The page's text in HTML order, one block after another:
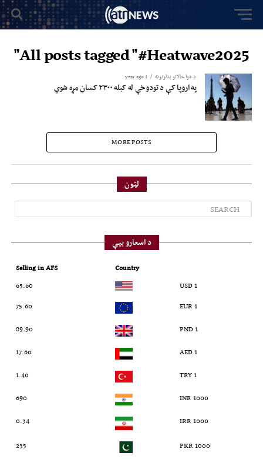
All posts tagged "#Heatwave2025"
د هوا حالاتو بدلونونه 1 year ago
په اروپا کې د تودوخې له کبله ۲۳۰۰ کسان مړه شوي
MORE POSTS
لټون
د اسعارو بیې
Country
Selling in AFS
1 USD
65.60
1 EUR
75.60
1 PND
89.90
1 AED
17.60
1 TRY
1.40
1000 INR
690
1000 IRR
0.34
1000 PKR
235